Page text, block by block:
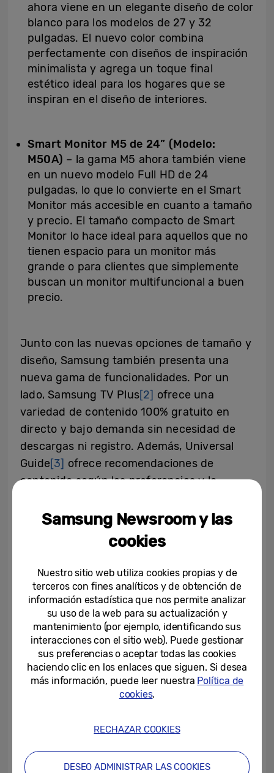
ahora viene en un elegante diseño de color
blanco para los modelos de 27 y 32
pulgadas. El nuevo color combina
perfectamente con diseños de inspiración
minimalista y agrega un toque final
estético ideal para los hogares que se
inspiran en el diseño de interiores.
Smart Monitor M5 de 24” (Modelo:
M50A) – la gama M5 ahora también viene
en un nuevo modelo Full HD de 24
pulgadas, lo que lo convierte en el Smart
Monitor más accesible en cuanto a tamaño
y precio. El tamaño compacto de Smart
Monitor lo hace ideal para aquellos que no
tienen espacio para un monitor más
grande o para clientes que simplemente
buscan un monitor multifuncional a buen
precio.
Junto con las nuevas opciones de tamaño y
diseño, Samsung también presenta una
nueva gama de funcionalidades. Por un
lado, Samsung TV Plus[2] ofrece una
variedad de contenido 100% gratuito en
directo y bajo demanda sin necesidad de
descargas ni registro. Además, Universal
Guide[3] ofrece recomendaciones de
contenido según las preferencias y lo
garantiza sugerencias totalmente
personalizadas a través de aplicaciones
como Netflix, Prime Video y más.
El asistente de voz se ha actualizado para
habilitar otros además de Bixby, como
Google Assistant y Amazon Alexa. La
función de acceso remoto también se
actualizará a “PC en pantalla” en junio, lo
que permitirá una conectividad sencilla y
segura entre el Smart Monitor y
Samsung Newsroom y las
cookies
Nuestro sitio web utiliza cookies propias y de
terceros con fines analíticos y de obtención de
información estadística que nos permite analizar
su uso de la web para su actualización y
mantenimiento (por ejemplo, identificando sus
interacciones con el sitio web). Puede gestionar
sus preferencias o aceptar todas las cookies
haciendo clic en los enlaces que siguen. Si desea
más información, puede leer nuestra Política de
cookies.
RECHAZAR COOKIES
DESEO ADMINISTRAR LAS COOKIES